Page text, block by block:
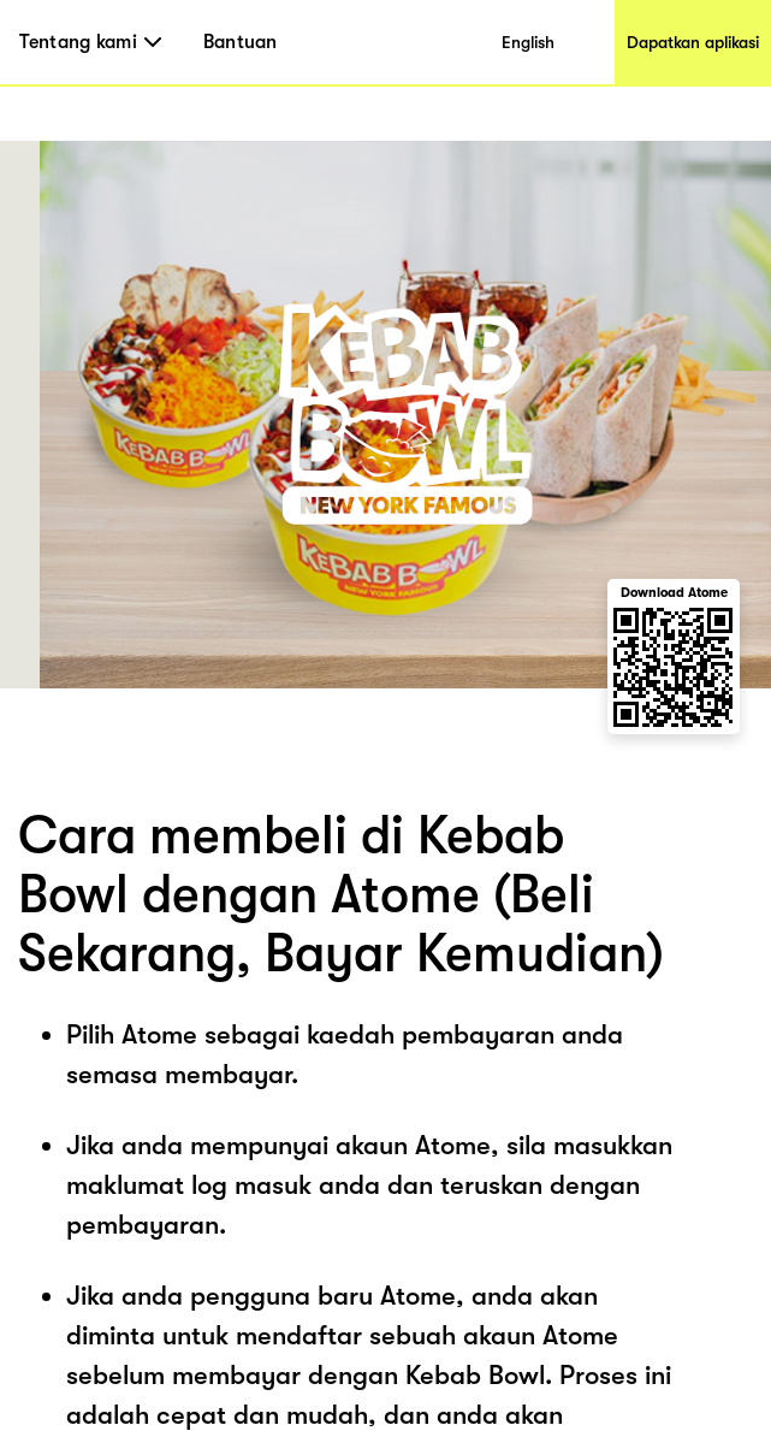
Tentang kami Bantuan English Dapatkan aplikasi
Download Atome
Cara membeli di Kebab
Bowl dengan Atome (Beli
Sekarang, Bayar Kemudian)
Pilih Atome sebagai kaedah pembayaran anda
semasa membayar.
Jika anda mempunyai akaun Atome, sila masukkan
maklumat log masuk anda dan teruskan dengan
pembayaran.
Jika anda pengguna baru Atome, anda akan
diminta untuk mendaftar sebuah akaun Atome
sebelum membayar dengan Kebab Bowl. Proses ini
adalah cepat dan mudah, dan anda akan